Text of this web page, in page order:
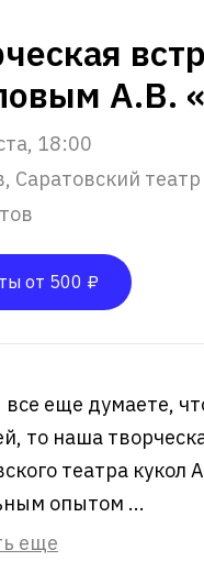
А.В.
18:00
Саратовский
от 500 ₽
еще думаете,
то наша
театра кукол
опытом ...
еще